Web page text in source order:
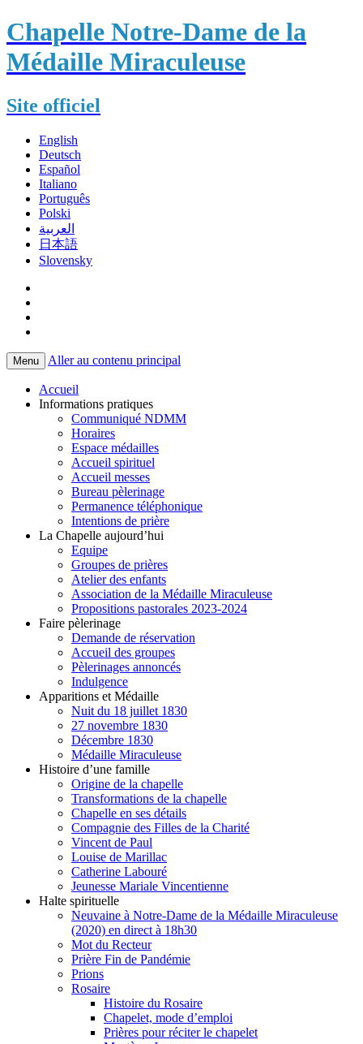
Chapelle Notre-Dame de la
Médaille Miraculeuse
Site officiel
English
Deutsch
Español
Italiano
Português
Polski
العربية
日本語
Slovensky
Menu Aller au contenu principal
Accueil
Informations pratiques
Communiqué NDMM
Horaires
Espace médailles
Accueil spirituel
Accueil messes
Bureau pèlerinage
Permanence téléphonique
Intentions de prière
La Chapelle aujourd’hui
Equipe
Groupes de prières
Atelier des enfants
Association de la Médaille Miraculeuse
Propositions pastorales 2023-2024
Faire pèlerinage
Demande de réservation
Accueil des groupes
Pèlerinages annoncés
Indulgence
Apparitions et Médaille
Nuit du 18 juillet 1830
27 novembre 1830
Décembre 1830
Médaille Miraculeuse
Histoire d’une famille
Origine de la chapelle
Transformations de la chapelle
Chapelle en ses détails
Compagnie des Filles de la Charité
Vincent de Paul
Louise de Marillac
Catherine Labouré
Jeunesse Mariale Vincentienne
Halte spirituelle
Neuvaine à Notre-Dame de la Médaille Miraculeuse
(2020) en direct à 18h30
Mot du Recteur
Prière Fin de Pandémie
Prions
Rosaire
Histoire du Rosaire
Chapelet, mode d’emploi
Prières pour réciter le chapelet